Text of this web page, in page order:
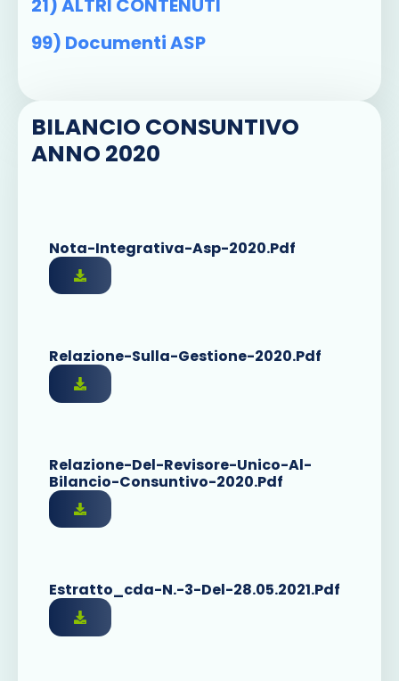
21) ALTRI CONTENUTI
99) Documenti ASP
BILANCIO CONSUNTIVO
ANNO 2020
Nota-Integrativa-Asp-2020.pdf
Relazione-Sulla-Gestione-2020.pdf
Relazione-Del-Revisore-Unico-Al-
Bilancio-Consuntivo-2020.pdf
Estratto_cda-N.-3-Del-28.05.2021.pdf